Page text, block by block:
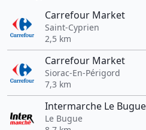
Carrefour Market
Saint-Cyprien
2,5 km
Carrefour Market
Siorac-En-Périgord
7,3 km
Intermarche Le Bugue
Le Bugue